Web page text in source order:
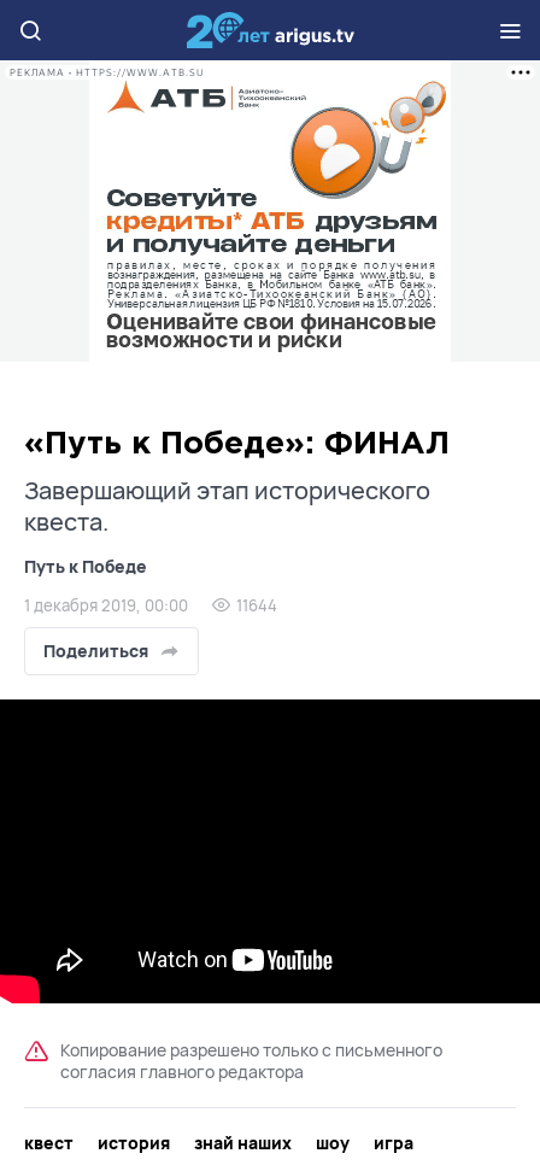
РЕКЛАМА • HTTPS://WWW.ATB.SU
«Путь к Победе»: ФИНАЛ
Завершающий этап исторического
квеста.
Путь к Победе
1 декабря 2019, 00:00 11644
Поделиться
Копирование разрешено только с письменного
согласия главного редактора
квест история знай наших шоу
игра